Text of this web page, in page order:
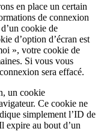
en place un certain
de connexion
cookie de
d’option d’écran est
», votre cookie de
Si vous vous
sera effacé.
un cookie
Ce cookie ne
simplement l’ID de
expire au bout d’un